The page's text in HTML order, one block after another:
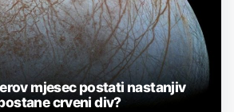
mjesec postati nastanjiv
crveni div?